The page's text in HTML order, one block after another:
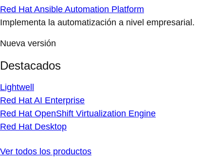
Integración con los principales proveedores de nube
Servicios y soporte
Soporte de productos
Servicios para la inteligencia artificial
Gestión de cuentas técnicas